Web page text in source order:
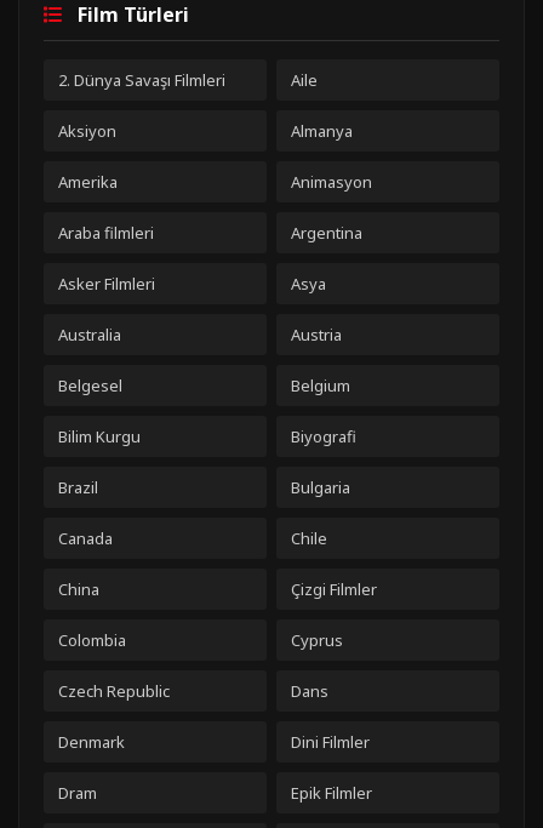
Film Türleri
2. Dünya Savaşı Filmleri Aile
Aksiyon Almanya
Amerika Animasyon
Araba filmleri Argentina
Asker Filmleri Asya
Australia Austria
Belgesel Belgium
Bilim Kurgu Biyografi
Brazil Bulgaria
Canada Chile
China Çizgi Filmler
Colombia Cyprus
Czech Republic Dans
Denmark Dini Filmler
Dram Epik Filmler